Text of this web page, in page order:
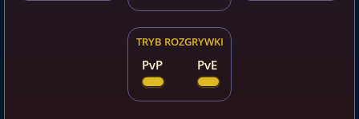
TRYB ROZGRYWKI
PvP PvE